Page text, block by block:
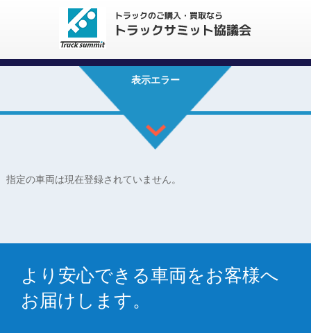
表示エラー
指定の車両は現在登録されていません。
より安心できる車両をお客様へ
お届けします。